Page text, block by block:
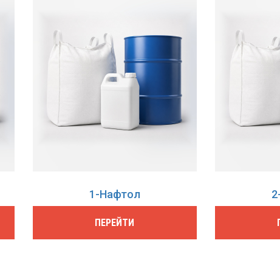
1-Нафтол
ПЕРЕЙТИ